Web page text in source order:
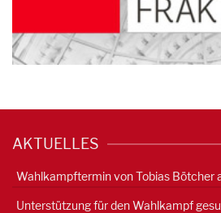
AKTUELLES
Wahlkampftermin von Tobias Bötcher
Unterstützung für den Wahlkampf